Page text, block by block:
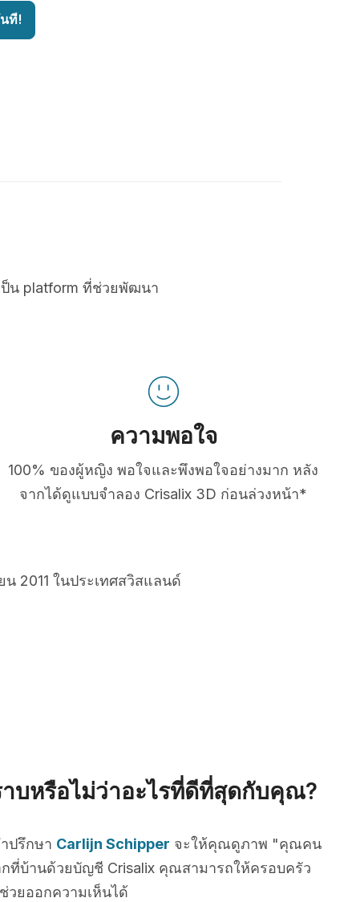
ที!
น platform ที่ช่วยพัฒนา
ความพอใจ
100% ของผู้หญิง พอใจและพึงพอใจอย่างมาก หลัง
จากได้ดูแบบจำลอง Crisalix 3D ก่อนล่วงหน้า*
2011 ในประเทศสวิสแลนด์
าบหรือไม่ว่าอะไรที่ดีที่สุดกับคุณ?
ปรึกษา Carlijn Schipper จะให้คุณดูภาพ "คุณคน
ที่บ้านด้วยบัญชี Crisalix คุณสามารถให้ครอบครัว
วยออกความเห็นได้